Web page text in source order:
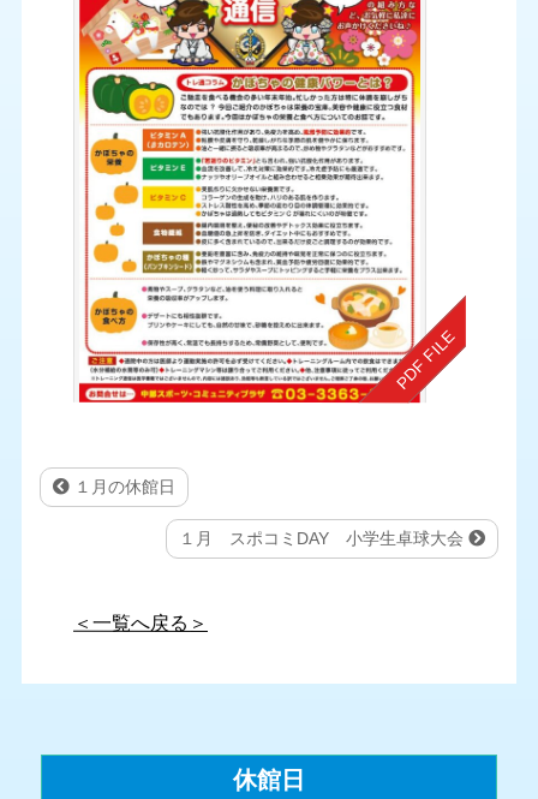
１月の休館日
１月 スポコミDAY 小学生卓球大会
＜一覧へ戻る＞
休館日